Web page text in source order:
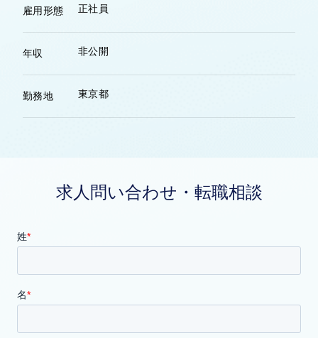
雇用形態 正社員
年収 非公開
勤務地 東京都
求人問い合わせ・転職相談